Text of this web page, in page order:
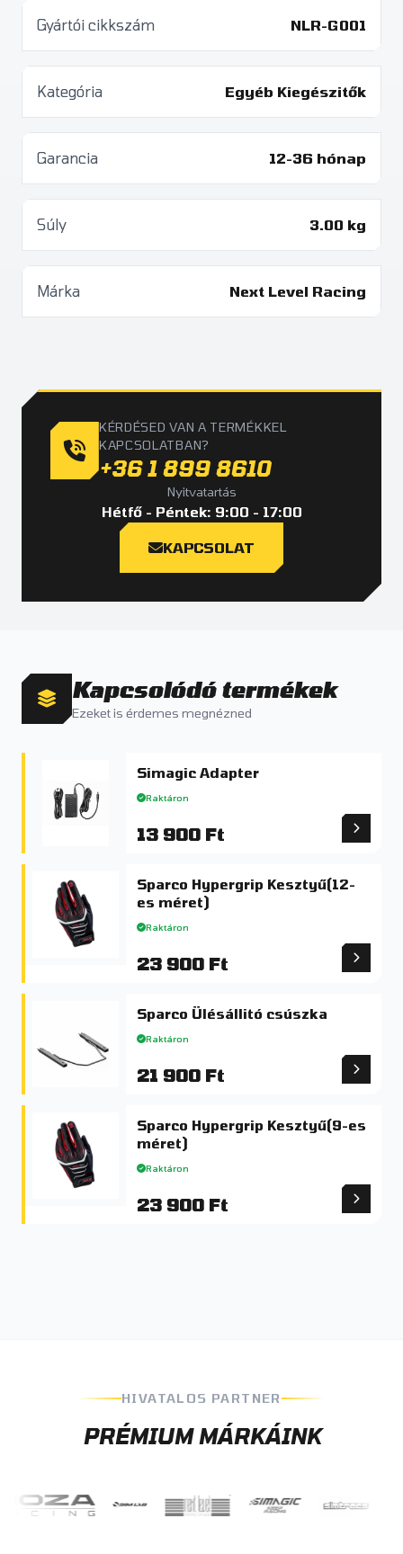
Gyártói cikkszám NLR-G001
Kategória Egyéb Kiegészitők
Garancia 12-36 hónap
Súly 3.00 kg
Márka Next Level Racing
KÉRDÉSED VAN A TERMÉKKEL
KAPCSOLATBAN?
+36 1 899 8610
Nyitvatartás
Hétfő - Péntek: 9:00 - 17:00
KAPCSOLAT
Kapcsolódó termékek
Ezeket is érdemes megnézned
Simagic Adapter
Raktáron
13 900 Ft
Sparco Hypergrip Kesztyű(12-
es méret)
Raktáron
23 900 Ft
Sparco Ülésállitó csúszka
Raktáron
21 900 Ft
Sparco Hypergrip Kesztyű(9-es
méret)
Raktáron
23 900 Ft
HIVATALOS PARTNER
PRÉMIUM MÁRKÁINK